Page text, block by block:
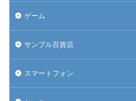
ゲーム
サンプル百貨店
スマートフォン